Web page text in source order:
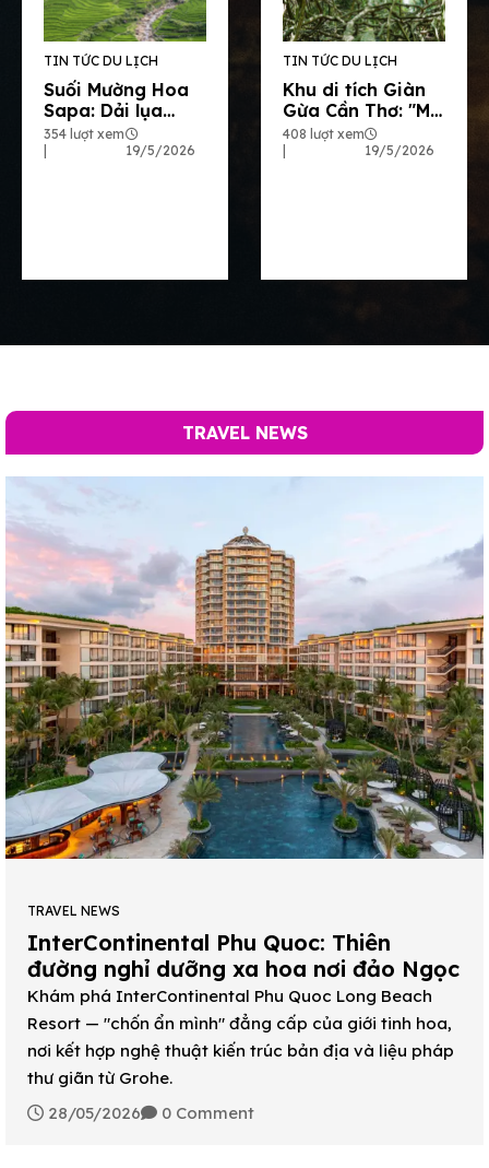
TIN TỨC DU LỊCH
Suối Mường Hoa
Sapa: Dải lụa
mềm mại giữa
lòng bản làng Tây
354 lượt xem
19/5/2026
TIN TỨC DU LỊCH
Khu di tích Giàn
Gừa Cần Thơ: "Mê
cung" sinh thái và
dấu ấn lịch sử hào
408 lượt xem
19/5/2026
TRAVEL NEWS
TRAVEL NEWS
InterContinental Phu Quoc: Thiên
đường nghỉ dưỡng xa hoa nơi đảo Ngọc
Khám phá InterContinental Phu Quoc Long Beach
Resort — "chốn ẩn mình" đẳng cấp của giới tinh hoa,
nơi kết hợp nghệ thuật kiến trúc bản địa và liệu pháp
thư giãn từ Grohe.
28/05/2026
0 Comment